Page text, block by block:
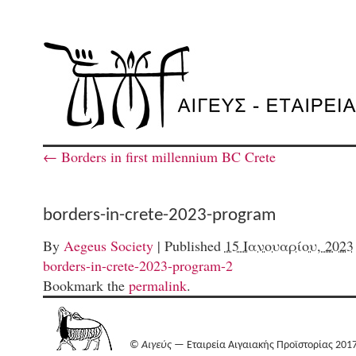
← Borders in first millennium BC Crete
borders-in-crete-2023-program
By Aegeus Society | Published 15 Ιανουαρίου, 2023
borders-in-crete-2023-program-2
Bookmark the permalink.
©Αιγεύς— Εταιρεία Αιγαιακής Προϊστορίας